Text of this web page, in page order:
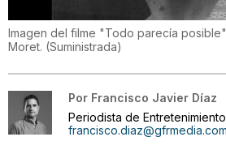
Imagen del filme "Todo parecía
Moret. (Suministrada)
Por Francisco Javier Díaz
Periodista de
francisco.diaz@gfrmedia.com